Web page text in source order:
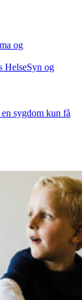
og
HelseSyn og
sygdom kun få